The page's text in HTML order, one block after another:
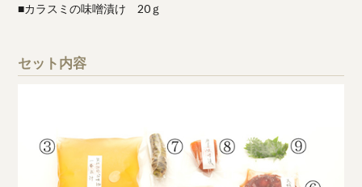
■カラスミの味噌漬け 20ｇ
セット内容